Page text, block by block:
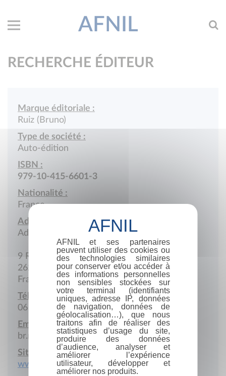
AFNIL
RECHERCHE ÉDITEUR
Marque éditoriale :
Ruiz (Bruno)
Type de société :
Auto-édition
ISBN :
979-10-415-6601-3
Nationalité :
France
Adresse :
Adresse postale
9 Rue du 45e Régiment de Transmissions
26200 Montélimar
France
Téléphone portable :
06 87 50 78 70
Email :
br.ruiz@orange.fr
Site Internet :
www.horace-hurm.com
AFNIL et ses partenaires
peuvent utiliser des cookies ou
des technologies similaires
pour conserver et/ou accéder à
des informations personnelles
non sensibles stockées sur
votre terminal (identifiants
uniques, adresse IP, données
de navigation, données de
géolocalisation…), que nous
traitons afin de réaliser des
statistiques d’usage du site,
produire des données
d’audience, analyser et
améliorer l’expérience
utilisateur, développer et
améliorer nos produits.